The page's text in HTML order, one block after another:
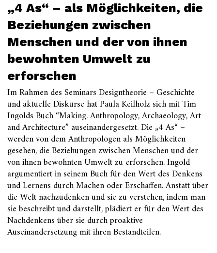
„4 As“ – als Möglichkeiten, die
Beziehungen zwischen
Menschen und der von ihnen
bewohnten Umwelt zu
erforschen
Im Rahmen des Seminars Designtheorie – Geschichte
und aktuelle Diskurse hat Paula Keilholz sich mit Tim
Ingolds Buch “Making. Anthropology, Archaeology, Art
and Architecture” auseinandergesetzt. Die „4 As“ –
werden von dem Anthropologen als Möglichkeiten
gesehen, die Beziehungen zwischen Menschen und der
von ihnen bewohnten Umwelt zu erforschen. Ingold
argumentiert in seinem Buch für den Wert des Denkens
und Lernens durch Machen oder Erschaffen. Anstatt über
die Welt nachzudenken und sie zu verstehen, indem man
sie beschreibt und darstellt, plädiert er für den Wert des
Nachdenkens über sie durch proaktive
Auseinandersetzung mit ihren Bestandteilen.